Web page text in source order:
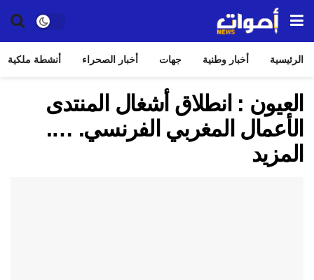
الرئيسية أخبار وطنية جهات أخبار الصحراء أنشطة ملكية
العيون : انطلاق أشغال المنتدى
الأعمال المغربي الفرنسي. ….
المزيد